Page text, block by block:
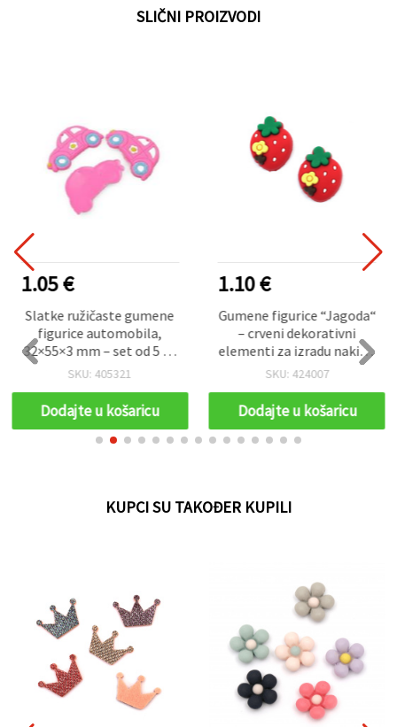
SLIČNI PROIZVODI
1.05 €
Slatke ružičaste gumene
figurice automobila,
32×55×3 mm – set od 5 za
DIY, hobi i kreativne
SKU: 405321
Dodajte u košaricu
1.10 €
Gumene figurice “Jagoda“
– crveni dekorativni
elementi za izradu nakita,
scrapbooking i uradi sam,
kom
SKU: 424007
Dodajte u košaricu
KUPCI SU TAKOĐER KUPILI